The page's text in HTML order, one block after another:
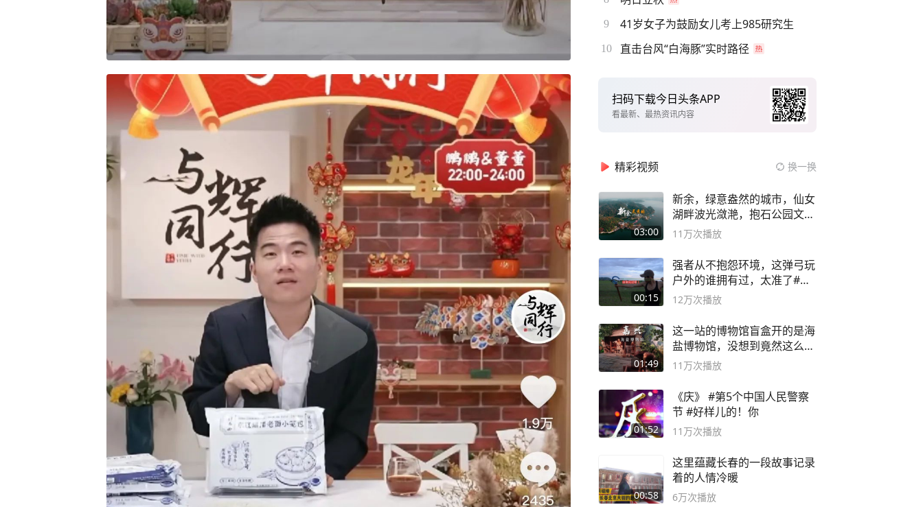
9 41岁女子为鼓励女儿考上985研究生
10 直击台风“白海豚”实时路径
扫码下载今日头条APP
看最新、最热资讯内容
精彩视频 换一换
03:00
新余，绿意盎然的城市，仙女
湖畔波光潋滟，抱石公园文化
深邃……
11万次播放
00:15
强者从不抱怨环境，这弹弓玩
户外的谁拥有过，太准了#弹
弓#户外
12万次播放
01:49
这一站的博物馆盲盒开的是海
盐博物馆，没想到竟然这么好
逛！
11万次播放
01:52
《庆》 #第5个中国人民警察
节 #好样儿的！你
11万次播放
00:58
这里蕴藏长春的一段故事记录
着的人情冷暖
6万次播放